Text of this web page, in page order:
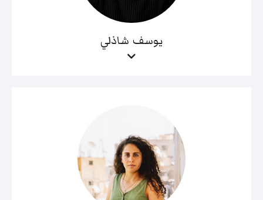
يوسف شاذلي